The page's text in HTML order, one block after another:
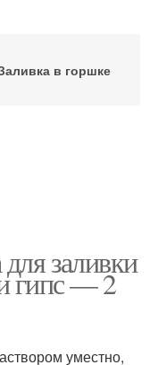
в горшке
заливки
гипс — 2
уместно,